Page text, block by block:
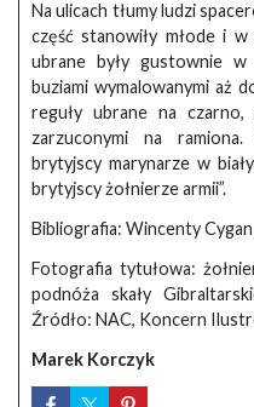
Na ulicach tłumy ludzi
część stanowiły młode i
ubrane były gustownie
buziami wymalowanymi aż
reguły ubrane na czarno,
zarzuconymi na
brytyjscy marynarze w
brytyjscy żołnierze armii”.
Bibliografia: Wincenty Cygan
Fotografia tytułowa:
podnóża skały
Źródło: NAC, Koncern
Marek Korczyk